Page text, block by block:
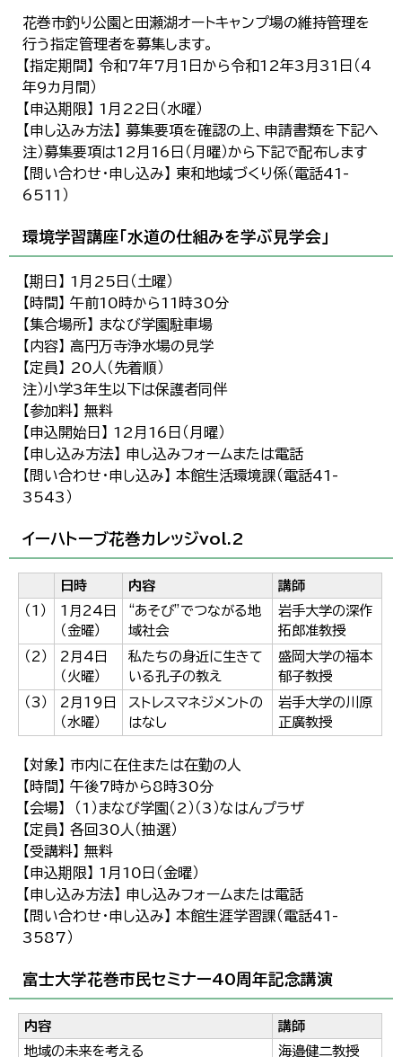
花巻市釣り公園と田瀬湖オートキャンプ場の維持管理を
行う指定管理者を募集します。
【指定期間】 令和7年7月1日から令和12年3月31日（4
年9カ月間）
【申込期限】 1月22日（水曜）
【申し込み方法】 募集要項を確認の上、申請書類を下記へ
注）募集要項は12月16日（月曜）から下記で配布します
【問い合わせ・申し込み】 東和地域づくり係（電話41-
6511）
環境学習講座「水道の仕組みを学ぶ見学会」
【期日】 1月25日（土曜）
【時間】 午前10時から11時30分
【集合場所】 まなび学園駐車場
【内容】 高円万寺浄水場の見学
【定員】 20人（先着順）
注）小学3年生以下は保護者同伴
【参加料】 無料
【申込開始日】 12月16日（月曜）
【申し込み方法】 申し込みフォームまたは電話
【問い合わせ・申し込み】 本館生活環境課（電話41-
3543）
イーハトーブ花巻カレッジvol.2
日時 内容
講師
（1）
1月24日
（金曜）
“あそび”でつながる地
域社会
岩手大学の深作
拓郎准教授
（2）
2月4日
（火曜）
私たちの身近に生きて
いる孔子の教え
盛岡大学の福本
郁子教授
（3）
2月19日
（水曜）
ストレスマネジメントの
はなし
岩手大学の川原
正廣教授
【対象】 市内に在住または在勤の人
【時間】 午後7時から8時30分
【会場】 （1）まなび学園（2）（3）なはんプラザ
【定員】 各回30人（抽選）
【受講料】 無料
【申込期限】 1月10日（金曜）
【申し込み方法】 申し込みフォームまたは電話
【問い合わせ・申し込み】 本館生涯学習課（電話41-
3587）
富士大学花巻市民セミナー40周年記念講演
内容
講師
地域の未来を考える
海邉健二教授